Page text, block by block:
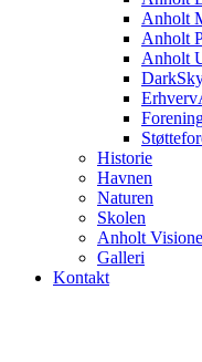
Anholt
Anholt
Anholt
Historie
Havnen
Naturen
Skolen
Anholt
Galleri
Kontakt